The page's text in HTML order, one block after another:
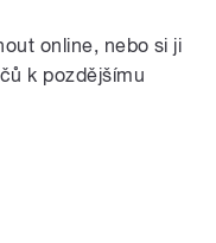
online, nebo si ji
k pozdějšímu